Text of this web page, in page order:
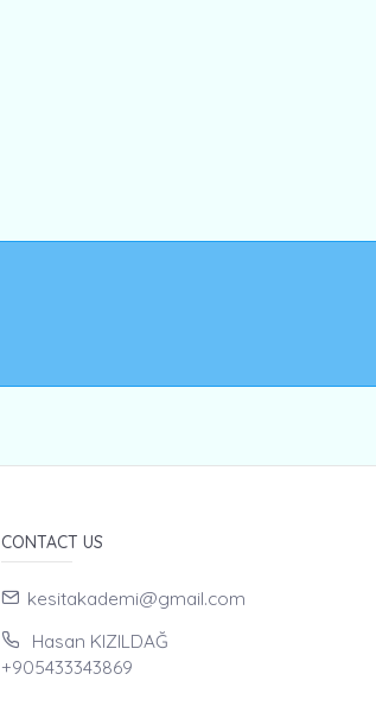
CONTACT US
kesitakademi@gmail.com
Hasan KIZILDAĞ
+905433343869